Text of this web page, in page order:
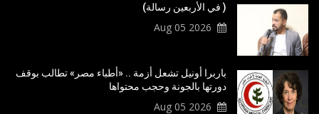
( في الأربعين رسالة)
2026 Aug 05
باربرا أونيل تشعل أزمة .. «أطباء مصر» تطالب بوقف
دورتها بالجونة وحجب محتواها
2026 Aug 05